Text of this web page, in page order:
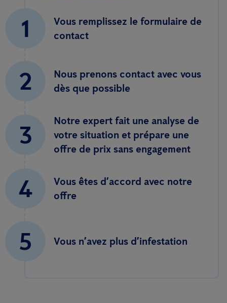
1
Vous remplissez le formulaire de
contact
2
Nous prenons contact avec vous
dès que possible
3
Notre expert fait une analyse de
votre situation et prépare une
offre de prix sans engagement
4
Vous êtes d’accord avec notre
offre
5 Vous n’avez plus d’infestation